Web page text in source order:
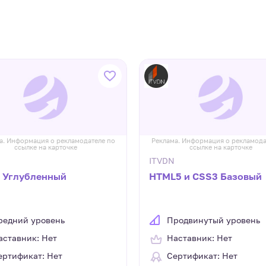
Информация о рекламодателе по
ссылке на карточке
Углубленный
уровень
Нет
Нет
Реклама. Информация о
ссылке на карточке
ITVDN
HTML5 и CSS3 Базовый
Продвинутый уровень
Наставник: Нет
Сертификат: Нет